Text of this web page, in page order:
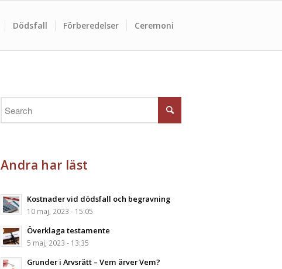
Dödsfall Förberedelser Ceremoni
Andra har läst
Kostnader vid dödsfall och begravning
10 maj, 2023 - 15:05
Överklaga testamente
5 maj, 2023 - 13:35
Grunder i Arvsrätt – Vem ärver Vem?